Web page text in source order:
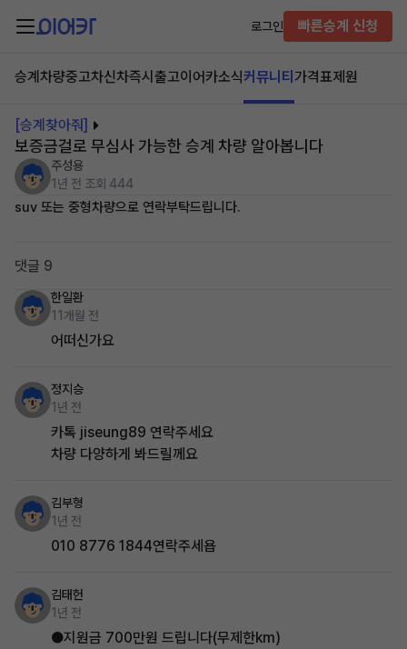
로그인 빠른승계 신청
승계차량중고차신차즉시출고이어카소식커뮤니티 가격표제원
[승계찾아줘]
보증금걸로 무심사 가능한 승계 차량 알아봅니다
주성용
1년 전 조회 444
suv 또는 중형차량으로 연락부탁드립니다.
댓글 9
한일환
11개월 전
어떠신가요
정지승
1년 전
카톡 jiseung89 연락주세요
차량 다양하게 봐드릴께요
김부형
1년 전
010 8776 1844연락주세욥
김태헌
1년 전
●지원금 700만원 드립니다(무제한km)